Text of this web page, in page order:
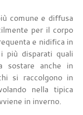
comune e diffusa
per il corpo
e nidifica in
più disparati quali
sostare anche in
si raccolgono in
nella tipica
in inverno.